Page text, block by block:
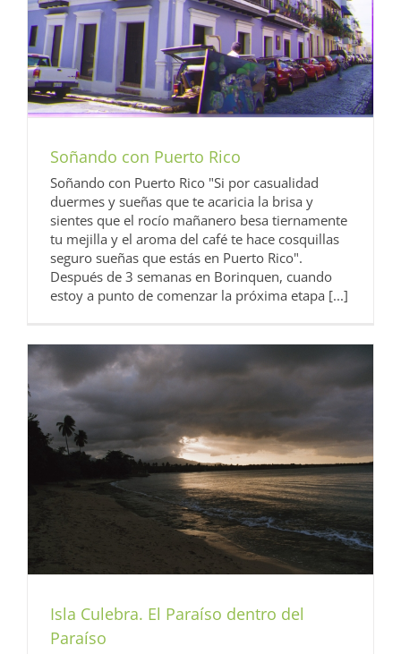
Soñando con Puerto Rico
Soñando con Puerto Rico "Si por casualidad
duermes y sueñas que te acaricia la brisa y
sientes que el rocío mañanero besa tiernamente
tu mejilla y el aroma del café te hace cosquillas
seguro sueñas que estás en Puerto Rico".
Después de 3 semanas en Borinquen, cuando
estoy a punto de comenzar la próxima etapa [...]
Isla Culebra. El Paraíso dentro del
Paraíso